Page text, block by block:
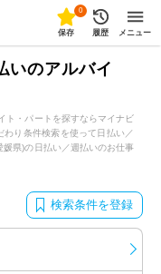
0
保存 履歴 メニュー
いのアルバイ
ト・パートを探すならマイナビ
り条件検索を使って日払い／
県)の日払い／週払いのお仕事
検索条件を登録